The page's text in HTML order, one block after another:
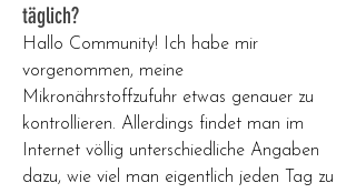
täglich?
Hallo Community! Ich habe mir
vorgenommen, meine
Mikronährstoffzufuhr etwas genauer zu
kontrollieren. Allerdings findet man im
Internet völlig unterschiedliche Angaben
dazu, wie viel man eigentlich jeden Tag zu